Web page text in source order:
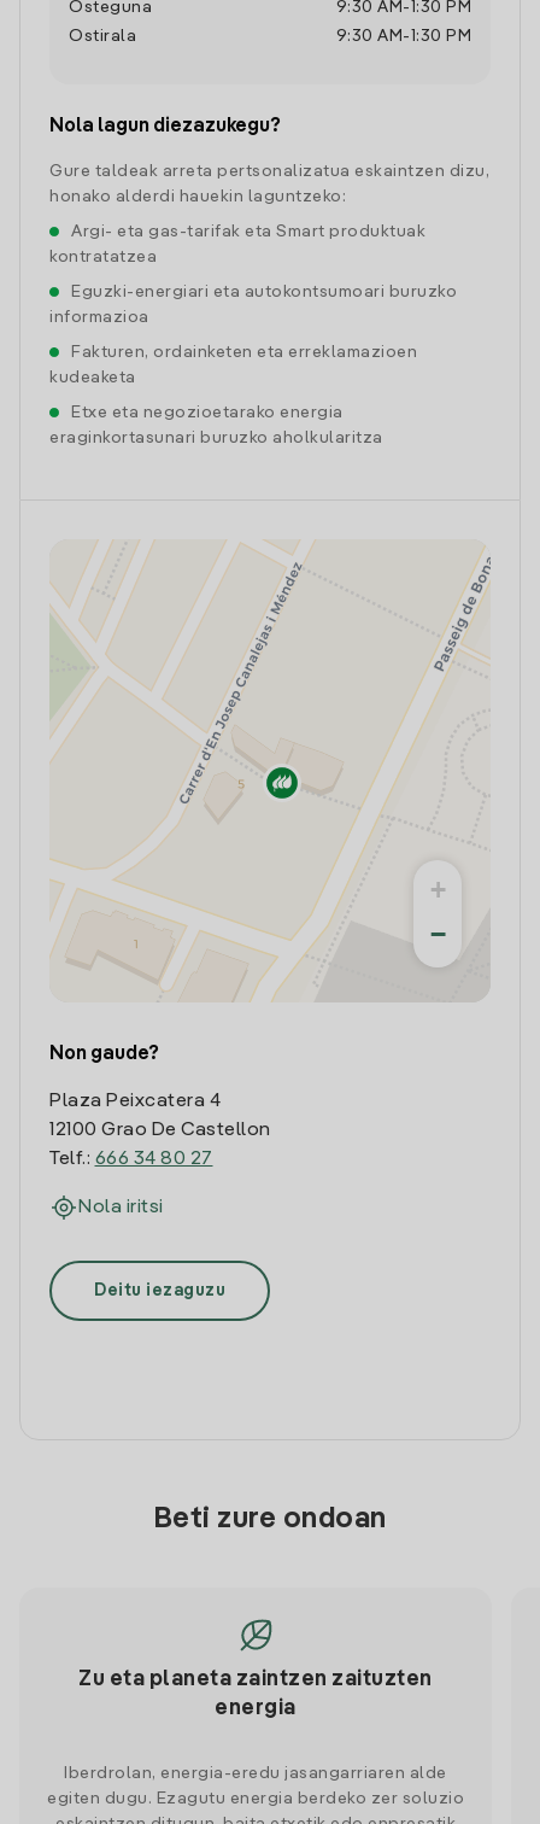
Osteguna
9:30 AM - 1:30 PM
Ostirala
9:30 AM - 1:30 PM
Nola lagun diezazukegu?
Gure taldeak arreta pertsonalizatua eskaintzen dizu,
honako alderdi hauekin laguntzeko:
Argi- eta gas-tarifak eta Smart produktuak
kontratatzea
Eguzki-energiari eta autokontsumoari buruzko
informazioa
Fakturen, ordainketen eta erreklamazioen
kudeaketa
Etxe eta negozioetarako energia
eraginkortasunari buruzko aholkularitza
+
−
Non gaude?
Plaza Peixcatera 4
12100 Grao De Castellon
Telf.: 666 34 80 27
Nola iritsi
Deitu iezaguzu
Beti zure ondoan
Zu eta planeta zaintzen zaituzten
energia
Iberdrolan, energia-eredu jasangarriaren alde
egiten dugu. Ezagutu energia berdeko zer soluzio